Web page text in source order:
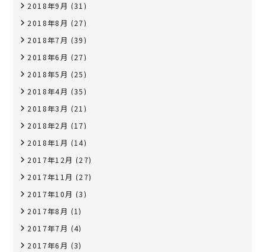
2018年9月 (31)
2018年8月 (27)
2018年7月 (39)
2018年6月 (27)
2018年5月 (25)
2018年4月 (35)
2018年3月 (21)
2018年2月 (17)
2018年1月 (14)
2017年12月 (27)
2017年11月 (27)
2017年10月 (3)
2017年8月 (1)
2017年7月 (4)
2017年6月 (3)